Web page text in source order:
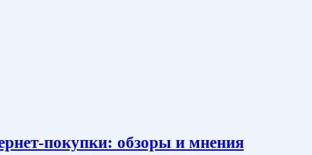
покупки: обзоры и мнения